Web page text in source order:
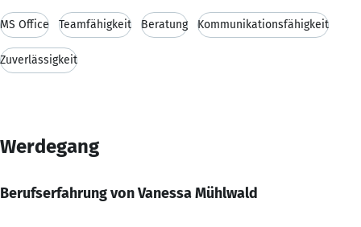
MS Office Teamfähigkeit Beratung Kommunikationsfähigkeit
Zuverlässigkeit
Werdegang
Berufserfahrung von Vanessa Mühlwald